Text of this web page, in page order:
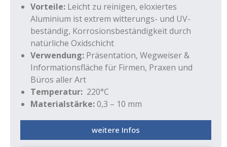
Vorteile: Leicht zu reinigen, eloxiertes
Aluminium ist extrem witterungs- und UV-
beständig, Korrosionsbeständigkeit durch
natürliche Oxidschicht
Verwendung: Präsentation, Wegweiser &
Informationsfläche für Firmen, Praxen und
Büros aller Art
Temperatur: 220°C
Materialstärke:0,3 – 10 mm
weitere Infos